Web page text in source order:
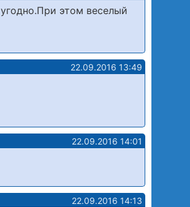
этом веселый
22.09.2016 13:49
22.09.2016 14:01
22.09.2016 14:13